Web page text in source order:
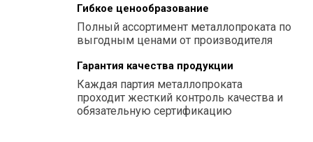
Гибкое ценообразование
Полный ассортимент металлопроката по
выгодным ценами от производителя
Гарантия качества продукции
Каждая партия металлопроката
проходит жесткий контроль качества и
обязательную сертификацию